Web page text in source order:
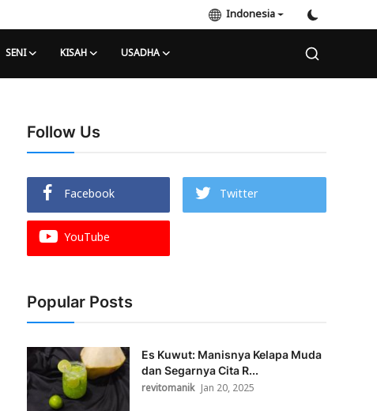
Indonesia
SENI KISAH USADHA
Follow Us
Facebook
Twitter
YouTube
Popular Posts
Es Kuwut: Manisnya Kelapa Muda
dan Segarnya Cita R...
revitomanik Jan 20, 2025